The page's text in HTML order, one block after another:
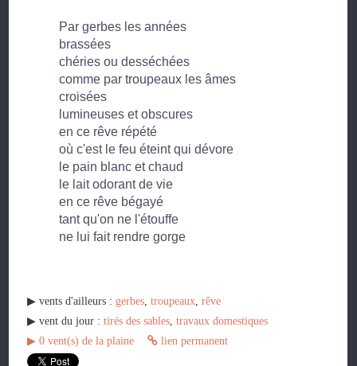
Par gerbes les années
brassées
chéries ou desséchées
comme par troupeaux les âmes
croisées
lumineuses et obscures
en ce rêve répété
où c'est le feu éteint qui dévore
le pain blanc et chaud
le lait odorant de vie
en ce rêve bégayé
tant qu'on ne l'étouffe
ne lui fait rendre gorge
▶︎ vents d'ailleurs :gerbes,troupeaux,rêve
▶︎ vent du jour :tirés des sables,travaux domestiques
▶︎ 0 vent(s) de la plaine lien permanent